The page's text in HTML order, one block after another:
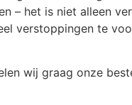
– het is niet alleen
verstoppingen te
wij graag onze